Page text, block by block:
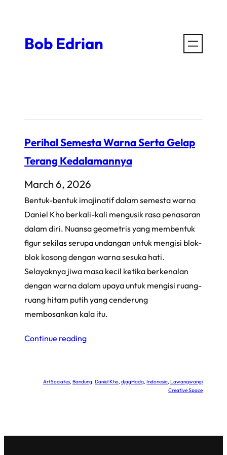
contentBob Edrian
Perihal Semesta Warna Serta Gelap
Terang Kedalamannya
March 6, 2026
Bentuk-bentuk imajinatif dalam semesta warna
Daniel Kho berkali-kali mengusik rasa penasaran
dalam diri. Nuansa geometris yang membentuk
figur sekilas serupa undangan untuk mengisi blok-
blok kosong dengan warna sesuka hati.
Selayaknya jiwa masa kecil ketika berkenalan
dengan warna dalam upaya untuk mengisi ruang-
ruang hitam putih yang cenderung
membosankan kala itu.
Continue reading
ArtSociates, Bandung, Daniel Kho, djagHadq, Indonesia, Lawangwangi
Creative Space